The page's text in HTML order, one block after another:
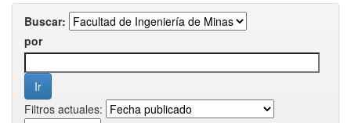
Buscar:
por
Filtros actuales: